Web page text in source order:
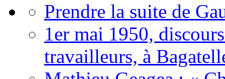
Prendre la suite de
1er mai 1950,
travailleurs, à